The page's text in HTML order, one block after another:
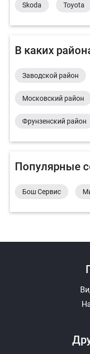
Skoda Toyota
В каких
Заводской район
Московский район
Фрунзенский район
Популярные
Бош Сервис